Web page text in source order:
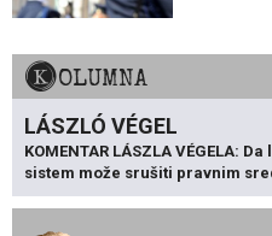
KOLUMNA
LÁSZLÓ VÉGEL
KOMENTAR LÁSZLA VÉGELA:
sistem može srušiti pravnim